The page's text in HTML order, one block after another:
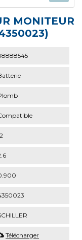
MONITEUR
Télécharger